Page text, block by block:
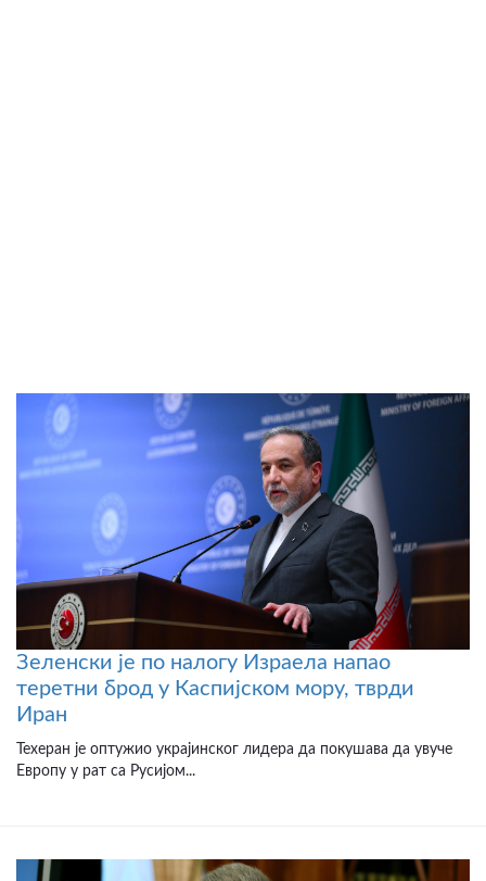
Зеленски је по налогу Израела напао
теретни брод у Каспијском мору, тврди
Иран
Техеран је оптужио украјинског лидера да покушава да увуче
Европу у рат са Русијом...